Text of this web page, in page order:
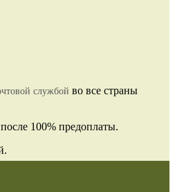
службой во все страны
100% предоплаты.